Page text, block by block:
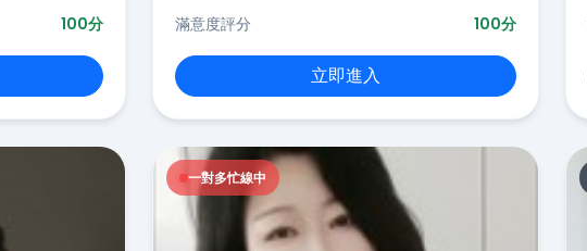
100分
滿意度評分
100分
立即進入
一對多忙線中